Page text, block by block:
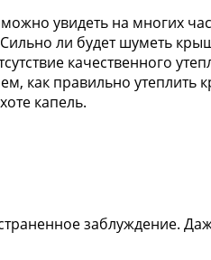
увидеть на многих
ли будет шуметь
качественного
как правильно
капель.
заблуждение.